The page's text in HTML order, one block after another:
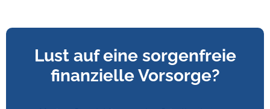
Lust auf eine sorgenfreie
finanzielle Vorsorge?